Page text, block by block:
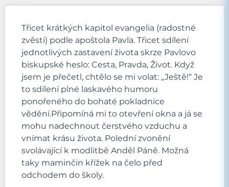
Třicet krátkých kapitol evangelia (radostné
zvěsti) podle apoštola Pavla. Třicet sdílení
jednotlivých zastavení života skrze Pavlovo
biskupské heslo: Cesta, Pravda, Život. Když
jsem je přečetl, chtělo se mi volat: „Ještě!“ Je
to sdílení plné laskavého humoru
ponořeného do bohaté pokladnice
vědění.Připomíná mi to otevření okna a já se
mohu nadechnout čerstvého vzduchu a
vnímat krásu života. Polední zvonění
svolávající k modlitbě Anděl Páně. Možná
taky maminčin křížek na čelo před
odchodem do školy.